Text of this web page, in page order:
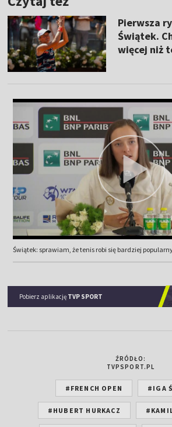
Pierwsza
Świątek.
więcej niż
Świątek: sprawiam, że tenis robi się bardziej
Pobierz aplikację TVP SPORT
ŹRÓDŁO:
TVPSPORT.PL
#FRENCH OPEN #IGA
#HUBERT HURKACZ